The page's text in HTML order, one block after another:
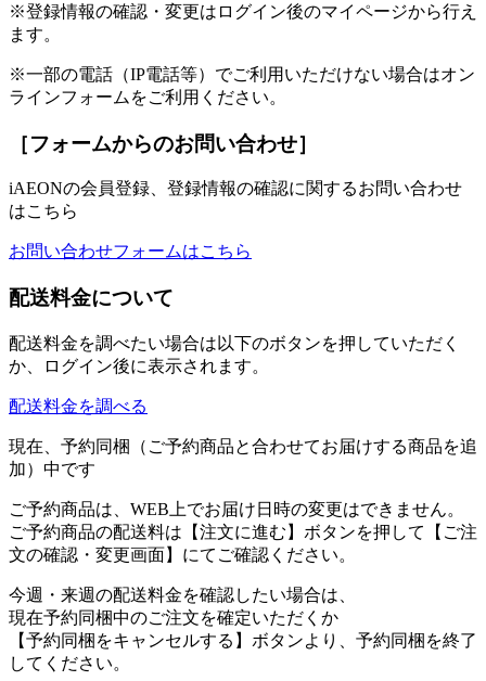
※登録情報の確認・変更はログイン後のマイページから行え
ます。
※一部の電話（IP電話等）でご利用いただけない場合はオン
ラインフォームをご利用ください。
［フォームからのお問い合わせ］
iAEONの会員登録、登録情報の確認に関するお問い合わせ
はこちら
お問い合わせフォームはこちら
配送料金について
配送料金を調べたい場合は以下のボタンを押していただく
か、ログイン後に表示されます。
配送料金を調べる
現在、予約同梱（ご予約商品と合わせてお届けする商品を追
加）中です
ご予約商品は、WEB上でお届け日時の変更はできません。
ご予約商品の配送料は【注文に進む】ボタンを押して【ご注
文の確認・変更画面】にてご確認ください。
今週・来週の配送料金を確認したい場合は、
現在予約同梱中のご注文を確定いただくか
【予約同梱をキャンセルする】ボタンより、予約同梱を終了
してください。